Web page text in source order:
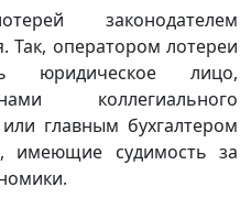
законодателем
Так, оператором лотереи
юридическое лицо,
коллегиального
главным бухгалтером
имеющие судимость за